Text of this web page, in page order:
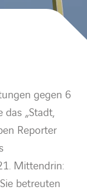
gegen 6
„Stadt,
Reporter
Mittendrin:
betreuten